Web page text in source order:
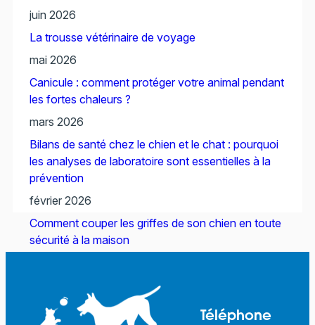
juin 2026
La trousse vétérinaire de voyage
mai 2026
Canicule : comment protéger votre animal pendant
les fortes chaleurs ?
mars 2026
Bilans de santé chez le chien et le chat : pourquoi
les analyses de laboratoire sont essentielles à la
prévention
février 2026
Comment couper les griffes de son chien en toute
sécurité à la maison
Téléphone